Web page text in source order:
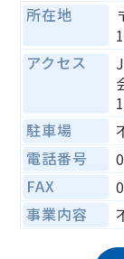
所在地
アクセス
駐車場
電話番号
FAX
事業内容